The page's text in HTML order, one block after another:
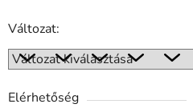
Változat:
Elérhetőség